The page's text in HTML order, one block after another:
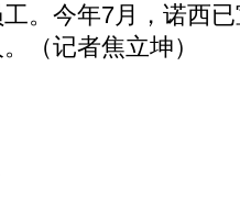
。今年7月，诺西
（记者焦立坤）